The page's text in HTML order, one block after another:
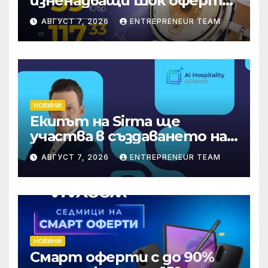
през август онлайн
АВГУСТ 7, 2026 ENTREPRENEUR TEAM
НОВИНИ
Екипът на Sirma ще
участва в създаването на
международните
стандарти за навлизане на
изкуствен интелект в
хотелиерството
АВГУСТ 7, 2026 ENTREPRENEUR TEAM
НОВИНИ
Смарт оферти с до 90%